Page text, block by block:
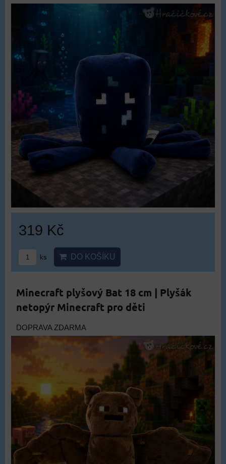
319 Kč
ks DO KOŠÍKU
Minecraft plyšový Bat 18 cm | Plyšák
netopýr Minecraft pro děti
DOPRAVA ZDARMA